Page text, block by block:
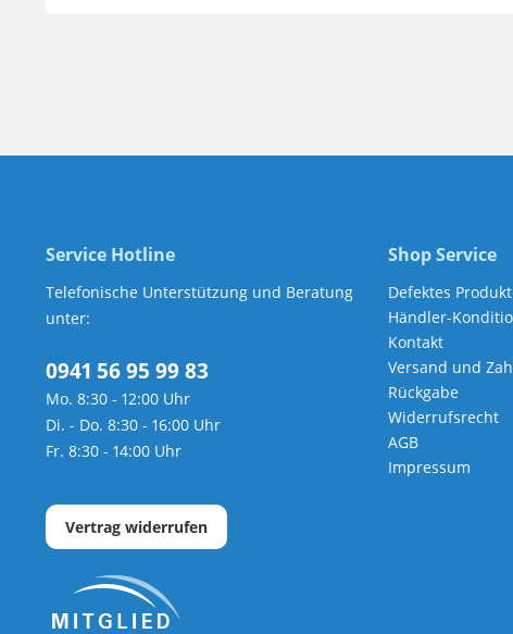
Service Hotline
Telefonische Unterstützung und Beratung
unter:
0941 56 95 99 83
Mo. 8:30 - 12:00 Uhr
Di. - Do. 8:30 - 16:00 Uhr
Fr. 8:30 - 14:00 Uhr
Vertrag widerrufen
Shop Service
Defektes Produkt
Händler-
Kontakt
Versand und
Rückgabe
Widerrufsrecht
AGB
Impressum